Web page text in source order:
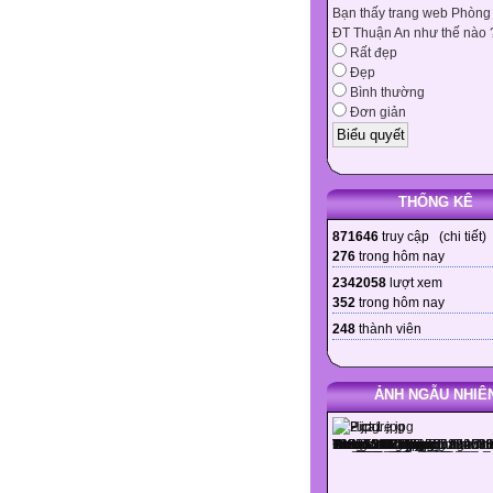
Bạn thấy trang web
ĐT Thuận An như thế nào
Rất đẹp
Đẹp
Bình thường
Đơn giản
THỐNG KÊ
871646 truy cập (chi tiết)
276 trong hôm nay
2342058 lượt xem
352 trong hôm nay
248 thành viên
ẢNH NGẪU